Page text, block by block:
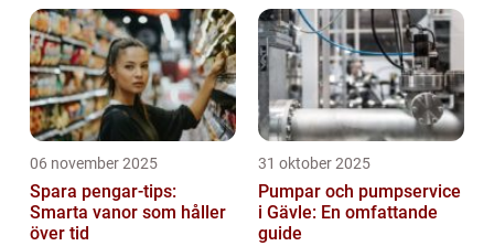
06 november 2025
Spara pengar-tips:
Smarta vanor som håller
över tid
31 oktober 2025
Pumpar och pumpservice
i Gävle: En omfattande
guide